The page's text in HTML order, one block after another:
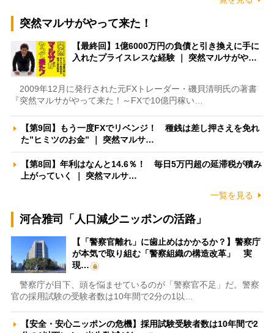
突然マルサがやって来た！
【最終回】1億6000万円の負債と引き換えに手に
入れたプライスレスな経験 ｜ 突然マルサがや…
2009年12月に発行された元FXトレーダー・磯貝清明氏の著書
『突然マルサがやって来た！～FXで10億円稼い…
【第9回】もう一度FXでリベンジ！ 種銭は差し押さえを免れ
た”ヒミツのお金” ｜ 突然マルサ…
【第8回】年利はなんと14.6％！ 毎日5万円超の延滞税が積み
上がっていく ｜ 突然マルサ…
一覧を見る
河合雅司「人口減少ニッポンの活路」
【「警察官離れ」に歯止めはかかるか？】警察庁
が本気で取り組む「警察組織の構造改革」 実
現…
警察庁が目下、頭を悩ませているのが「警察官不足」だ。警察
官の採用試験の受験者数は10年間で2分の1以…
【安全・安心ニッポンの危機】採用試験受験者数は10年間で2